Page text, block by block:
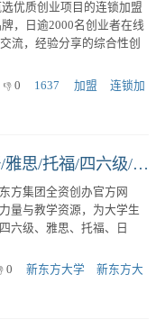
优质创业项目的连锁加盟
，日逾2000名创业者在线
流，经验分享的综合性创
0 1637 加盟
连锁加
新东方大学考试官网_考研/英语/雅思/托福/四六级/日语/韩语/教资在线网课官网
方集团全资创办官方网
量与教学资源，为大学生
六级、雅思、托福、日
0 新东方大学
新东方大